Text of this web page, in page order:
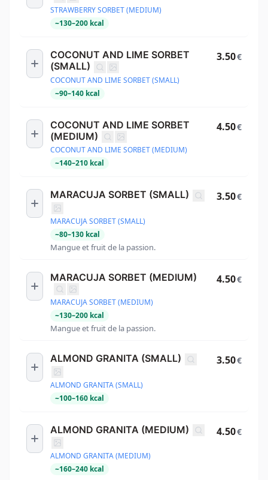
STRAWBERRY SORBET (MEDIUM)
~130–200 kcal
COCONUT AND LIME SORBET
(SMALL)
COCONUT AND LIME SORBET (SMALL)
~90–140 kcal
3.50€
COCONUT AND LIME SORBET
(MEDIUM)
COCONUT AND LIME SORBET (MEDIUM)
~140–210 kcal
4.50€
MARACUJA SORBET (SMALL)
MARACUJA SORBET (SMALL)
~80–130 kcal
Mangue et fruit de la passion.
3.50€
MARACUJA SORBET (MEDIUM)
MARACUJA SORBET (MEDIUM)
~130–200 kcal
Mangue et fruit de la passion.
4.50€
ALMOND GRANITA (SMALL)
ALMOND GRANITA (SMALL)
~100–160 kcal
3.50€
ALMOND GRANITA (MEDIUM)
ALMOND GRANITA (MEDIUM)
~160–240 kcal
4.50€